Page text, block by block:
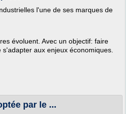
l'une de ses marques de
évoluent. Avec un objectif: faire
aux enjeux économiques.
par le ...